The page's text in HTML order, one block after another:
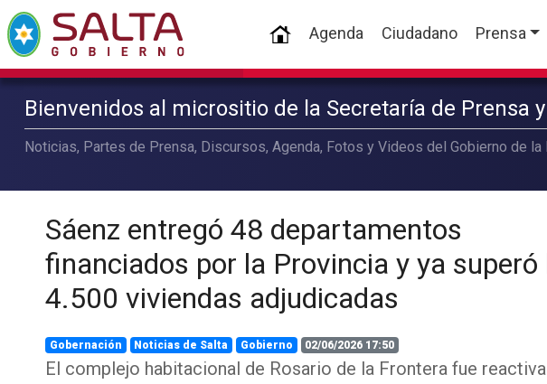
(current)
Agenda Ciudadano Prensa
Bienvenidos al micrositio de la Secretaría de Prensa
Noticias, Partes de Prensa, Discursos, Agenda, Fotos y Videos del Gobierno de la
Sáenz entregó 48 departamentos
financiados por la Provincia y ya superó
4.500 viviendas adjudicadas
Gobernación Noticias de Salta Gobierno 02/06/2026 17:50
El complejo habitacional de Rosario de la Frontera fue